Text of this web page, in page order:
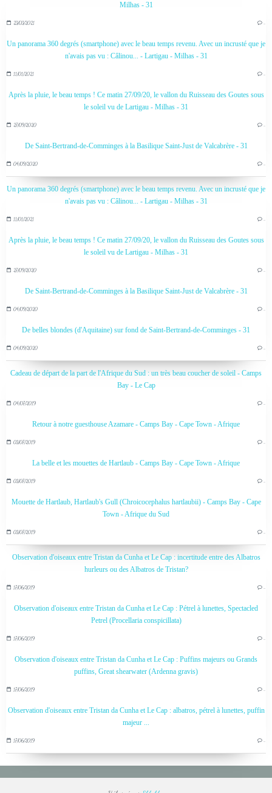
Milhas - 31
23/03/2021 …
Un panorama 360 degrés (smartphone) avec le beau temps revenu. Avec un incrusté que je
n'avais pas vu : Câlinou... - Lartigau - Milhas - 31
11/01/2021 …
Après la pluie, le beau temps ! Ce matin 27/09/20, le vallon du Ruisseau des Goutes sous
le soleil vu de Lartigau - Milhas - 31
27/09/2020 …
De Saint-Bertrand-de-Comminges à la Basilique Saint-Just de Valcabrère - 31
04/09/2020 …
Un panorama 360 degrés (smartphone) avec le beau temps revenu. Avec un incrusté que je
n'avais pas vu : Câlinou... - Lartigau - Milhas - 31
11/01/2021 …
Après la pluie, le beau temps ! Ce matin 27/09/20, le vallon du Ruisseau des Goutes sous
le soleil vu de Lartigau - Milhas - 31
27/09/2020 …
De Saint-Bertrand-de-Comminges à la Basilique Saint-Just de Valcabrère - 31
04/09/2020 …
De belles blondes (d'Aquitaine) sur fond de Saint-Bertrand-de-Comminges - 31
04/09/2020 …
Cadeau de départ de la part de l'Afrique du Sud : un très beau coucher de soleil - Camps
Bay - Le Cap
04/07/2019 …
Retour à notre guesthouse Azamare - Camps Bay - Cape Town - Afrique
03/07/2019 …
La belle et les mouettes de Hartlaub - Camps Bay - Cape Town - Afrique
03/07/2019 …
Mouette de Hartlaub, Hartlaub's Gull (Chroicocephalus hartlaubii) - Camps Bay - Cape
Town - Afrique du Sud
03/07/2019 …
Observation d'oiseaux entre Tristan da Cunha et Le Cap : incertitude entre des Albatros
hurleurs ou des Albatros de Tristan?
17/06/2019 …
Observation d'oiseaux entre Tristan da Cunha et Le Cap : Pétrel à lunettes, Spectacled
Petrel (Procellaria conspicillata)
17/06/2019 …
Observation d'oiseaux entre Tristan da Cunha et Le Cap : Puffins majeurs ou Grands
puffins, Great shearwater (Ardenna gravis)
17/06/2019 …
Observation d'oiseaux entre Tristan da Cunha et Le Cap : albatros, pétrel à lunettes, puffin
majeur ...
17/06/2019 …